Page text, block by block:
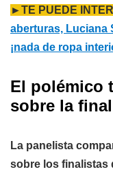
►TE PUEDE
aberturas, Luciana
¡nada de ropa
El polémico
sobre la
La panelista
sobre los finalistas